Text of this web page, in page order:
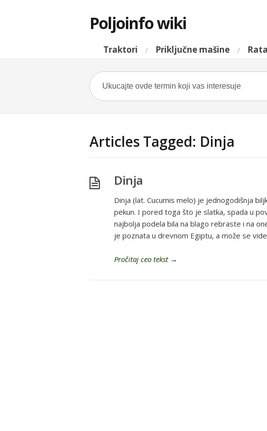
Poljoinfo wiki
Traktori Priključne mašine
Articles Tagged: Dinja
Dinja
Dinja (lat. Cucumis melo) je jednogodišnja
pekun. I pored toga što je slatka, spada u
najbolja podela bila na blago rebraste i na
je poznata u drevnom Egiptu, a može se
Pročitaj ceo tekst→